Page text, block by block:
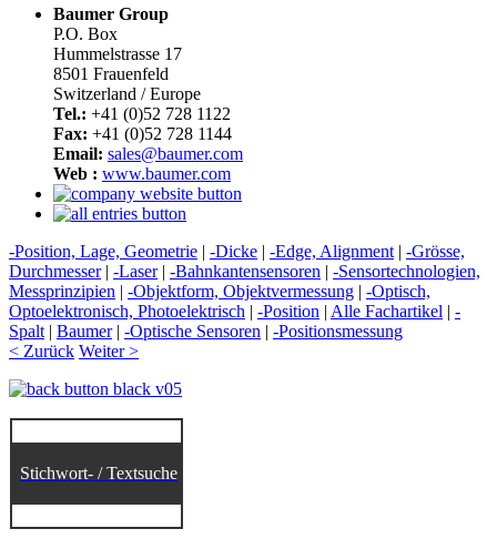
Baumer Group
P.O. Box
Hummelstrasse 17
8501 Frauenfeld
Switzerland / Europe
Tel.: +41 (0)52 728 1122
Fax: +41 (0)52 728 1144
Email: sales@baumer.com
Web : www.baumer.com
-Position, Lage, Geometrie | -Dicke | -Edge, Alignment | -Grösse,
Durchmesser| -Laser| -Bahnkantensensoren | -Sensortechnologien,
Messprinzipien | -Objektform, Objektvermessung | -Optisch,
Optoelektronisch, Photoelektrisch | -Position | Alle Fachartikel | -
Spalt | Baumer| -Optische Sensoren | -Positionsmessung
< Zurück Weiter >
Stichwort- / Textsuche